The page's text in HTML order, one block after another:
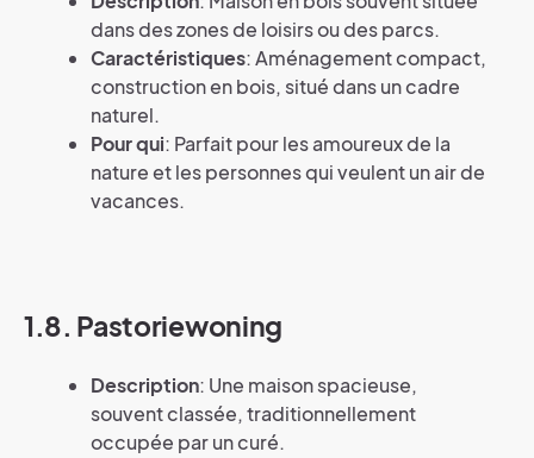
dans des zones de loisirs ou des parcs.
Caractéristiques: Aménagement compact,
construction en bois, situé dans un cadre
naturel.
Pour qui: Parfait pour les amoureux de la
nature et les personnes qui veulent un air de
vacances.
1.8. Pastoriewoning
Description: Une maison spacieuse,
souvent classée, traditionnellement
occupée par un curé.